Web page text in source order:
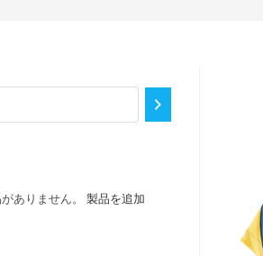
ありません。 製品を追加